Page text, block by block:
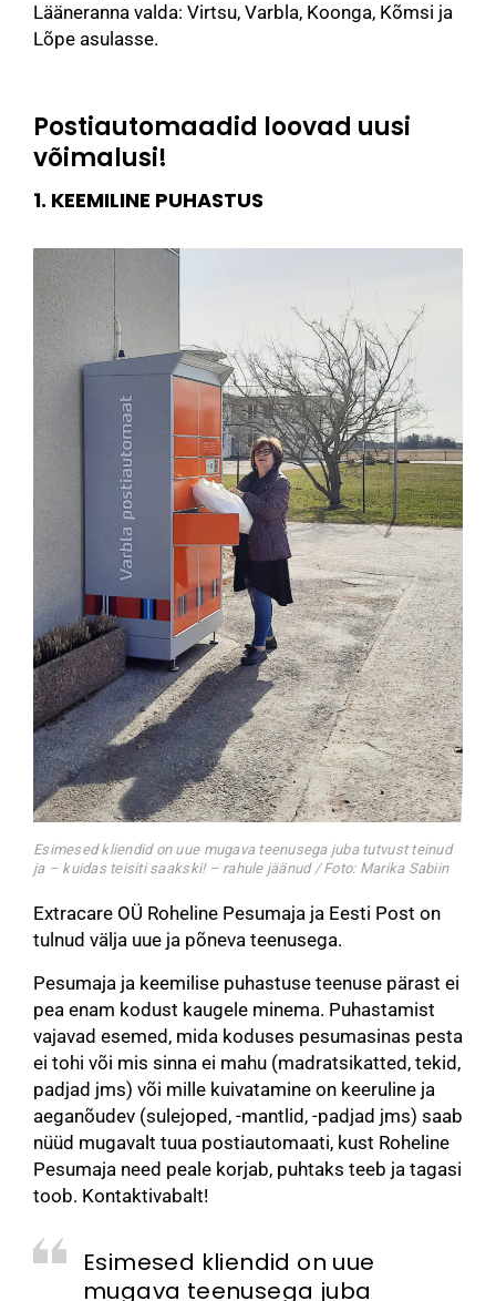
Lääneranna valda: Virtsu, Varbla, Koonga, Kõmsi ja
Lõpe asulasse.
Postiautomaadid loovad uusi
võimalusi!
1. KEEMILINE PUHASTUS
Esimesed kliendid on uue mugava teenusega juba tutvust teinud
ja – kuidas teisiti saakski! – rahule jäänud / Foto: Marika Sabiin
Extracare OÜ Roheline Pesumaja ja Eesti Post on
tulnud välja uue ja põneva teenusega.
Pesumaja ja keemilise puhastuse teenuse pärast ei
pea enam kodust kaugele minema. Puhastamist
vajavad esemed, mida koduses pesumasinas pesta
ei tohi või mis sinna ei mahu (madratsikatted, tekid,
padjad jms) või mille kuivatamine on keeruline ja
aeganõudev (sulejoped, -mantlid, -padjad jms) saab
nüüd mugavalt tuua postiautomaati, kust Roheline
Pesumaja need peale korjab, puhtaks teeb ja tagasi
toob. Kontaktivabalt!
Esimesed kliendid on uue
mugava teenusega juba